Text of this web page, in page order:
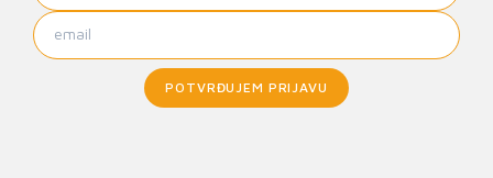
POTVRĐUJEM PRIJAVU